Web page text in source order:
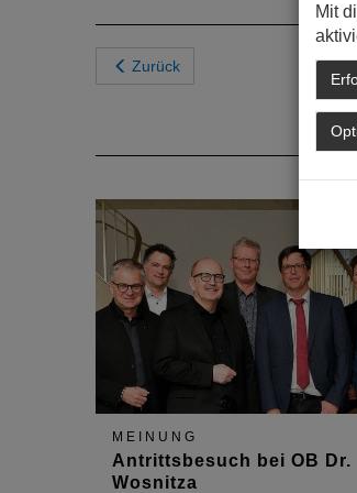
Zurück
MEINUNG
Antrittsbesuch bei OB Dr.
Wosnitza
Mit